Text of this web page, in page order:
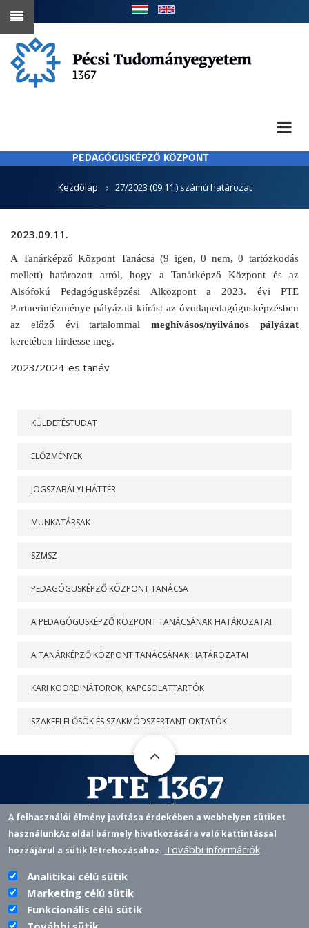
Ugrás
tartalomra
PEDAGÓGUSKÉPZŐ KÖZPONT
Kezdőlap 27/2023 (09.11.) számú határozat
2023.09.11.
A Tanárképző Központ Tanácsa (9 igen, 0 nem, 0 tartózkodás
mellett) határozott arról, hogy a Tanárképző Központ és az
Alsófokú Pedagógusképzési Alközpont a 2023. évi PTE
Partnerintézménye pályázati kiírást az óvodapedagógusképzésben
az előző évi tartalommalmeghívásos/nyilvános pályázat
keretében hirdesse meg.
2023/2024-es tanév
KÜLDETÉSTUDAT
ELŐZMÉNYEK
JOGSZABÁLYI HÁTTÉR
MUNKATÁRSAK
SZMSZ
PEDAGÓGUSKÉPZŐ KÖZPONT TANÁCSA
A PEDAGÓGUSKÉPZŐ KÖZPONT TANÁCSÁNAK HATÁROZATAI
A TANÁRKÉPZŐ KÖZPONT TANÁCSÁNAK HATÁROZATAI
KARI KOORDINÁTOROK, KAPCSOLATTARTÓK
SZAKFELELŐSÖK ÉS SZAKMÓDSZERTANT OKTATÓK
Pedagógusképző Központ
7622 PÉCS, VASVÁRI P. U. 4.
A felhasználói élmény javítása érdekében a webhelyen sütiket
használunkAz oldal bármely hivatkozására való kattintással
hozzájárul a sütik létrehozásához. További információk
Analitikai célú sütik
Marketing célú sütik
Funkcionális célú sütik